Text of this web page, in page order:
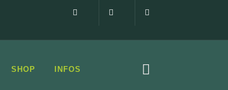
Impressum0160 99873408
SHOP INFOS